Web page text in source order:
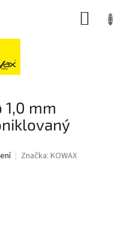
1,0 mm
Značka: KOWAX